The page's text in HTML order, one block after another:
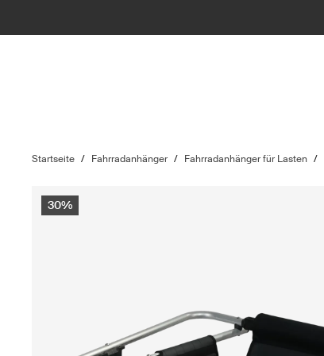
Startseite / Fahrradanhänger / Fahrradanhänger für Lasten /
30%